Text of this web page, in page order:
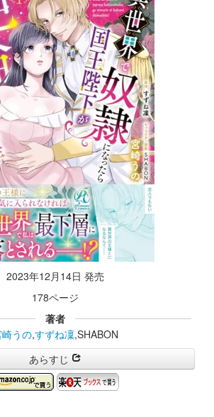
2023年12月14日 発売
178ページ
著者
うの,すずね凜,SHABON
あらすじ